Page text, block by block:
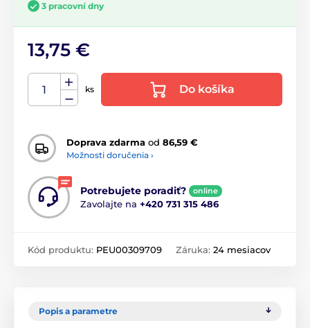
3 pracovní dny
13,75 €
ks Do košíka
Doprava zdarma od 86,59 €
Možnosti doručenia ›
Potrebujete poradiť? online
Zavolajte na +420 731 315 486
Kód produktu: PEU00309709 Záruka: 24 mesiacov
Popis a parametre